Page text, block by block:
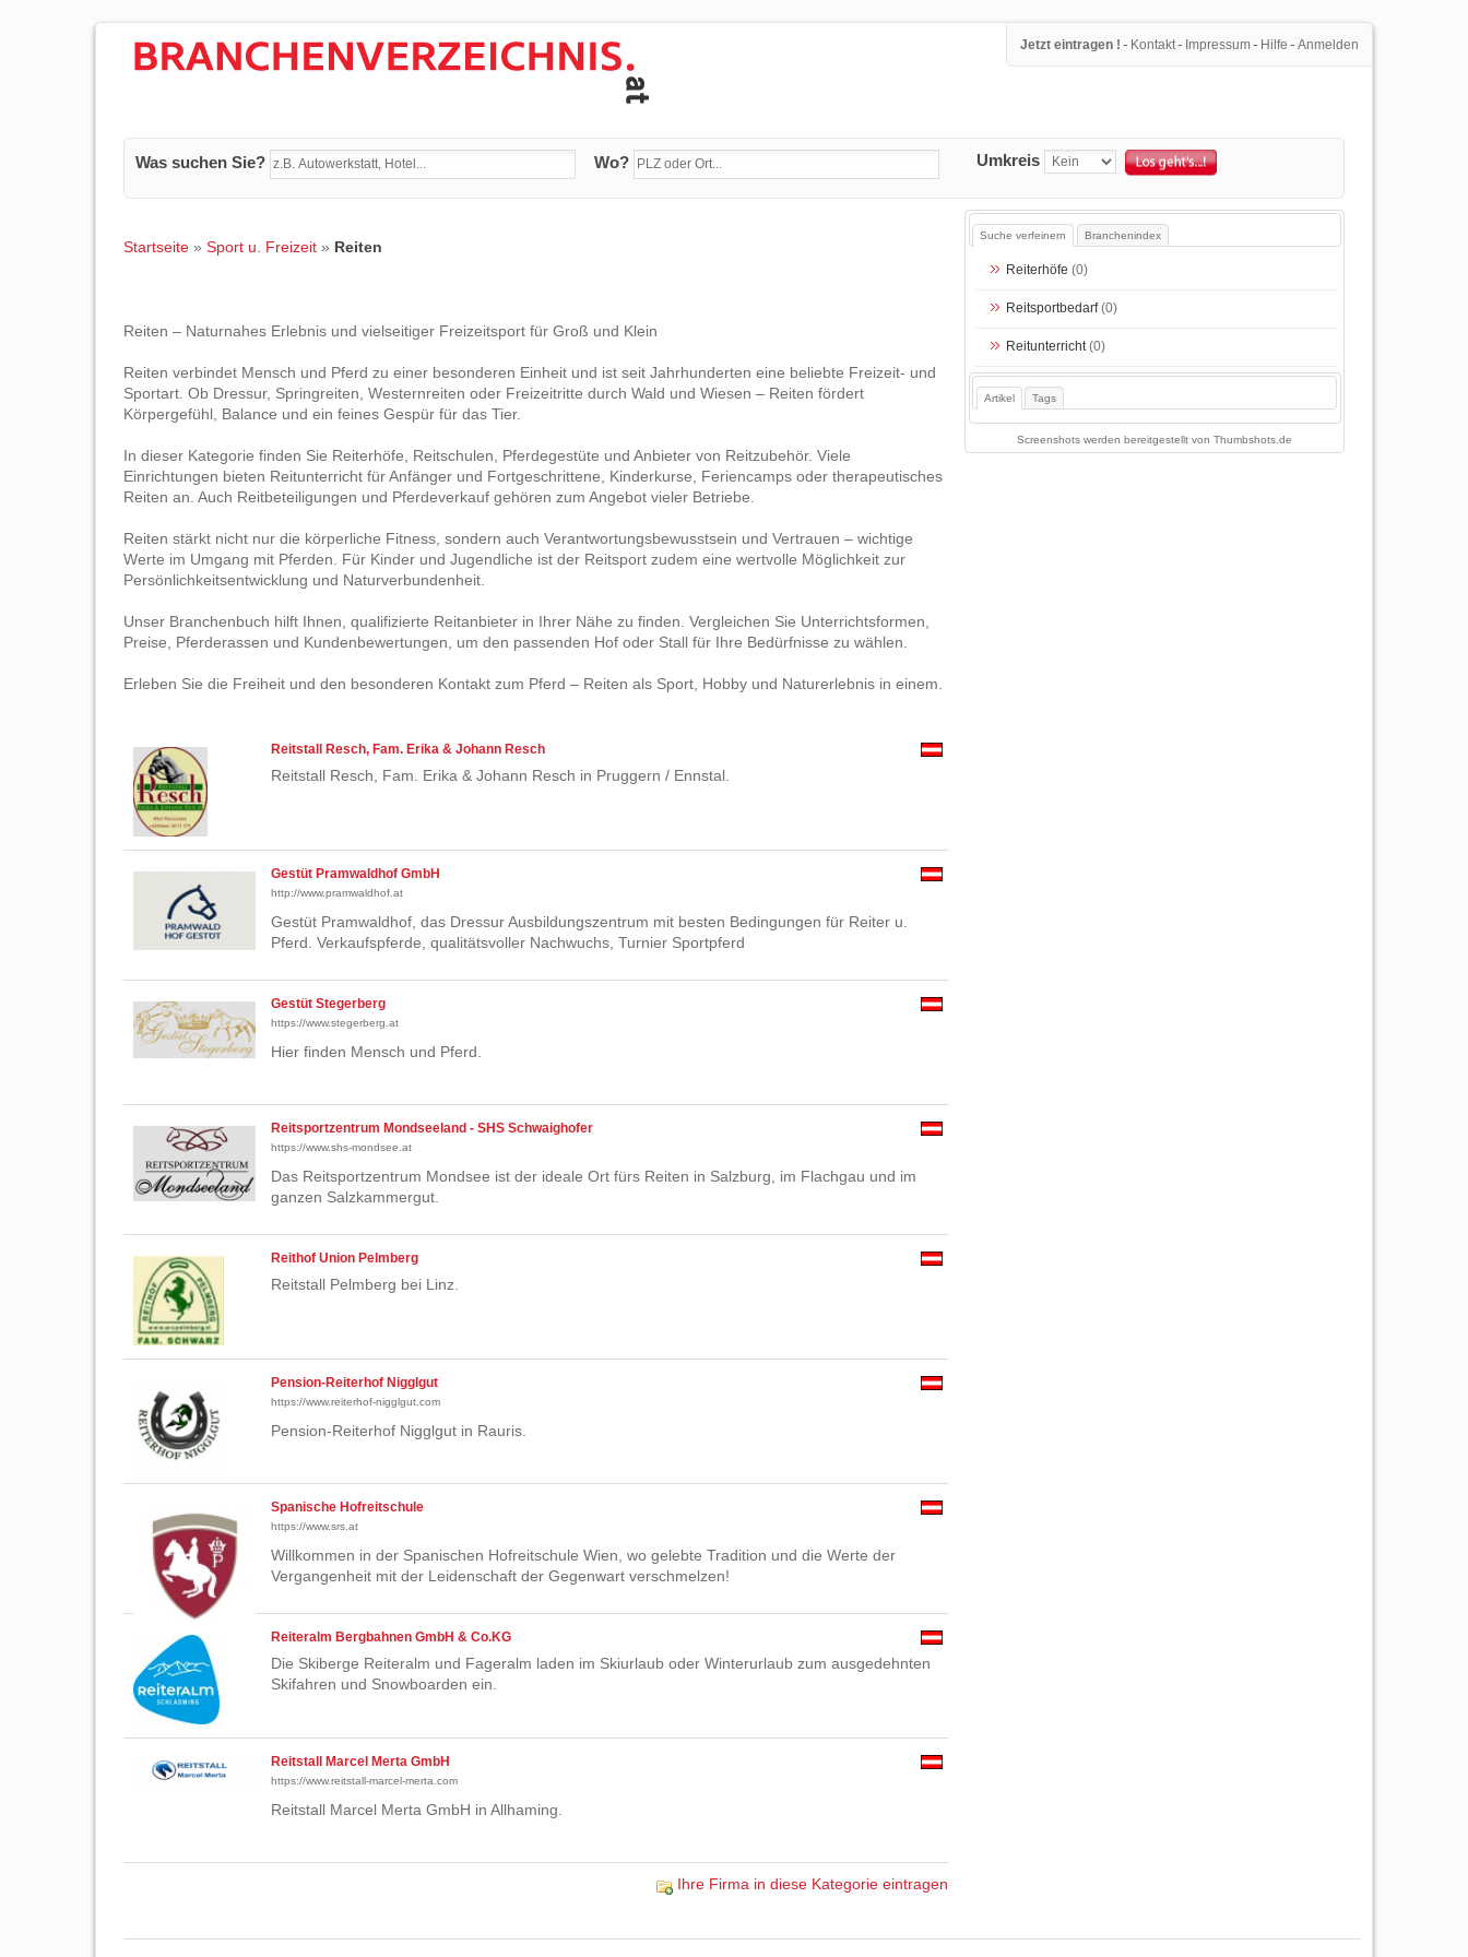
Jetzt eintragen ! - Kontakt- Impressum- Hilfe - Anmelden
Was suchen Sie? Wo? Umkreis
Startseite » Sport u. Freizeit » Reiten
Reiten – Naturnahes Erlebnis und vielseitiger Freizeitsport für Groß und Klein
Reiten verbindet Mensch und Pferd zu einer besonderen Einheit und ist seit Jahrhunderten eine beliebte Freizeit- und
Sportart. Ob Dressur, Springreiten, Westernreiten oder Freizeitritte durch Wald und Wiesen – Reiten fördert
Körpergefühl, Balance und ein feines Gespür für das Tier.
In dieser Kategorie finden Sie Reiterhöfe, Reitschulen, Pferdegestüte und Anbieter von Reitzubehör. Viele
Einrichtungen bieten Reitunterricht für Anfänger und Fortgeschrittene, Kinderkurse, Feriencamps oder therapeutisches
Reiten an. Auch Reitbeteiligungen und Pferdeverkauf gehören zum Angebot vieler Betriebe.
Reiten stärkt nicht nur die körperliche Fitness, sondern auch Verantwortungsbewusstsein und Vertrauen – wichtige
Werte im Umgang mit Pferden. Für Kinder und Jugendliche ist der Reitsport zudem eine wertvolle Möglichkeit zur
Persönlichkeitsentwicklung und Naturverbundenheit.
Unser Branchenbuch hilft Ihnen, qualifizierte Reitanbieter in Ihrer Nähe zu finden. Vergleichen Sie Unterrichtsformen,
Preise, Pferderassen und Kundenbewertungen, um den passenden Hof oder Stall für Ihre Bedürfnisse zu wählen.
Erleben Sie die Freiheit und den besonderen Kontakt zum Pferd – Reiten als Sport, Hobby und Naturerlebnis in einem.
Reitstall Resch, Fam. Erika & Johann Resch
Reitstall Resch, Fam. Erika & Johann Resch in Pruggern / Ennstal.
Gestüt Pramwaldhof GmbH
http://www.pramwaldhof.at
Gestüt Pramwaldhof, das Dressur Ausbildungszentrum mit besten Bedingungen für Reiter u.
Pferd. Verkaufspferde, qualitätsvoller Nachwuchs, Turnier Sportpferd
Gestüt Stegerberg
https://www.stegerberg.at
Hier finden Mensch und Pferd.
Reitsportzentrum Mondseeland - SHS Schwaighofer
https://www.shs-mondsee.at
Das Reitsportzentrum Mondsee ist der ideale Ort fürs Reiten in Salzburg, im Flachgau und im
ganzen Salzkammergut.
Reithof Union Pelmberg
Reitstall Pelmberg bei Linz.
Pension-Reiterhof Nigglgut
https://www.reiterhof-nigglgut.com
Pension-Reiterhof Nigglgut in Rauris.
Spanische Hofreitschule
https://www.srs.at
Willkommen in der Spanischen Hofreitschule Wien, wo gelebte Tradition und die Werte der
Vergangenheit mit der Leidenschaft der Gegenwart verschmelzen!
Reiteralm Bergbahnen GmbH & Co.KG
Die Skiberge Reiteralm und Fageralm laden im Skiurlaub oder Winterurlaub zum ausgedehnten
Skifahren und Snowboarden ein.
Reitstall Marcel Merta GmbH
https://www.reitstall-marcel-merta.com
Reitstall Marcel Merta GmbH in Allhaming.
Ihre Firma in diese Kategorie eintragen
Suche verfeinern Branchenindex
Reiterhöfe (0)
Reitsportbedarf(0)
Reitunterricht(0)
Artikel Tags
Screenshots werden bereitgestellt vonThumbshots.de